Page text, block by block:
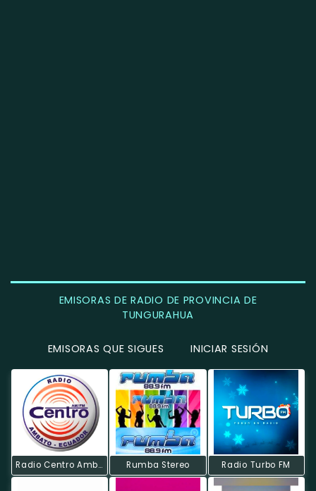
EMISORAS DE RADIO DE PROVINCIA DE
TUNGURAHUA
EMISORAS QUE SIGUES INICIAR SESIÓN
Radio Centro Ambato Rumba Stereo Radio Turbo FM